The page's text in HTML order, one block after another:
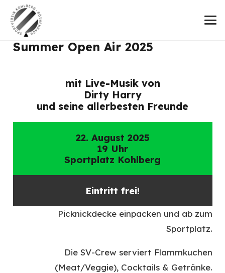
Summer Open Air 2025
mit Live-Musik von
Dirty Harry
und seine allerbesten Freunde
22. August 2025
19 Uhr
Sportplatz Kohlberg
Eintritt frei!
Picknickdecke einpacken und ab zum
Sportplatz.
Die SV-Crew serviert Flammkuchen
(Meat/Veggie), Cocktails & Getränke.